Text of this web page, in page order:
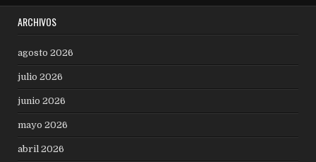
ARCHIVOS
agosto 2026
julio 2026
junio 2026
mayo 2026
abril 2026